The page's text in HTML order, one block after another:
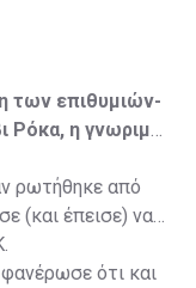
των επιθυμιών-
Ρόκα, η γνωριμία
ρωτήθηκε από
(και έπεισε) να
ότι και